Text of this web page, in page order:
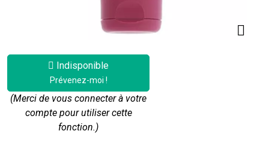
Indisponible
Prévenez-moi !
(Merci de vous connecter à votre
compte pour utiliser cette
fonction.)